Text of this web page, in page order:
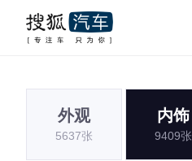
外观
5637张
内饰
9409张